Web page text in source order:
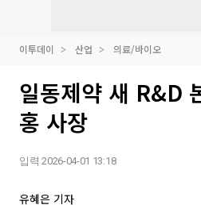
이투데이 산업 의료/바이오
일동제약 새 R&D
홍 사장
입력 2026-04-01 13:18
유혜은 기자